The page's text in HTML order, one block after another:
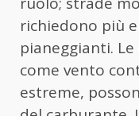
richiedono più
pianeggianti.
come vento
estreme,